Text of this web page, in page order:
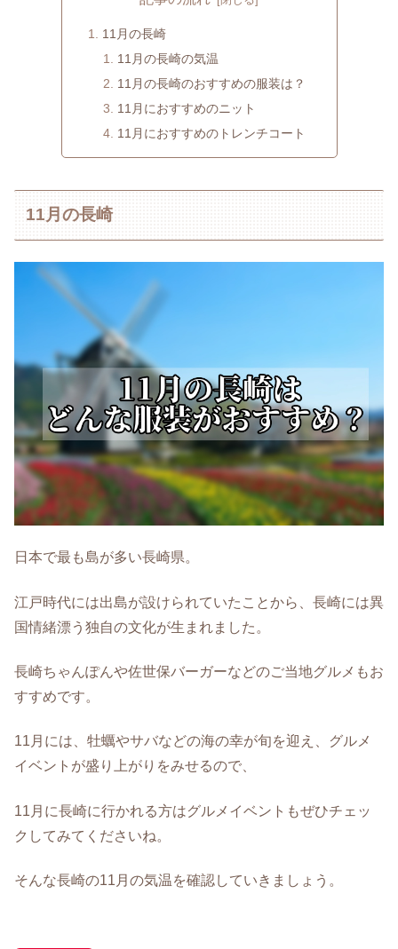
11月の長崎
11月の長崎の気温
11月の長崎のおすすめの服装は？
11月におすすめのニット
11月におすすめのトレンチコート
11月の長崎
日本で最も島が多い長崎県。
江戸時代には出島が設けられていたことから、長崎には異
国情緒漂う独自の文化が生まれました。
長崎ちゃんぽんや佐世保バーガーなどのご当地グルメもお
すすめです。
11月には、牡蠣やサバなどの海の幸が旬を迎え、グルメ
イベントが盛り上がりをみせるので、
11月に長崎に行かれる方はグルメイベントもぜひチェッ
クしてみてくださいね。
そんな長崎の11月の気温を確認していきましょう。